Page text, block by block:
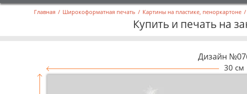
Главная / Широкоформатная печать / Картины на пластике, пеноркартоне /
Купить и печать на
Дизайн
30 см